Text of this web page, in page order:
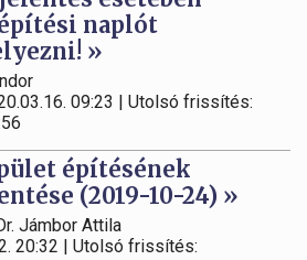
naplót
»
09:23 | Utolsó frissítés:
építésének
(2019-10-24) »
Jámbor Attila
20:32 | Utolsó frissítés: